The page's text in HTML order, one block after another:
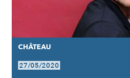
CHÂTEAU
27/05/2020